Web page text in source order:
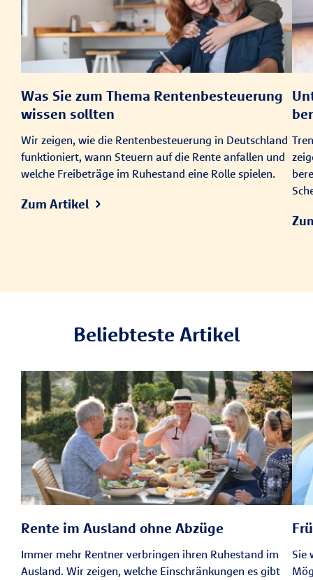
Was Sie zum Thema Rentenbesteuerung
wissen sollten
Wir zeigen, wie die Rentenbesteuerung in Deutschland
funktioniert, wann Steuern auf die Rente anfallen und
welche Freibeträge im Ruhestand eine Rolle spielen.
Zum Artikel
Beliebteste Artikel
Rente im Ausland ohne Abzüge
Immer mehr Rentner verbringen ihren Ruhestand im
Ausland. Wir zeigen, welche Einschränkungen es gibt
Sie